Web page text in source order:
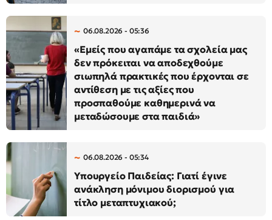
06.08.2026 - 05:36
«Εμείς που αγαπάμε τα σχολεία μας
δεν πρόκειται να αποδεχθούμε
σιωπηλά πρακτικές που έρχονται σε
αντίθεση με τις αξίες που
προσπαθούμε καθημερινά να
μεταδώσουμε στα παιδιά»
06.08.2026 - 05:34
Υπουργείο Παιδείας: Γιατί έγινε
ανάκληση μόνιμου διορισμού για
τίτλο μεταπτυχιακού;